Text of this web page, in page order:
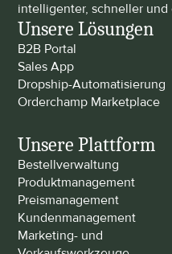
intelligenter, schneller
Unsere Lösungen
B2B Portal
Sales App
Dropship-Automatisierung
Orderchamp Marketplace
Unsere Plattform
Bestellverwaltung
Produktmanagement
Preismanagement
Kundenmanagement
Marketing- und